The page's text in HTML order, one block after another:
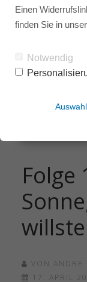
Dusche
Heizung
Infovortrag
Referenzen
News
Folge
VON ANDRE
17. APRIL
Einen
finden Sie in
Notwendig